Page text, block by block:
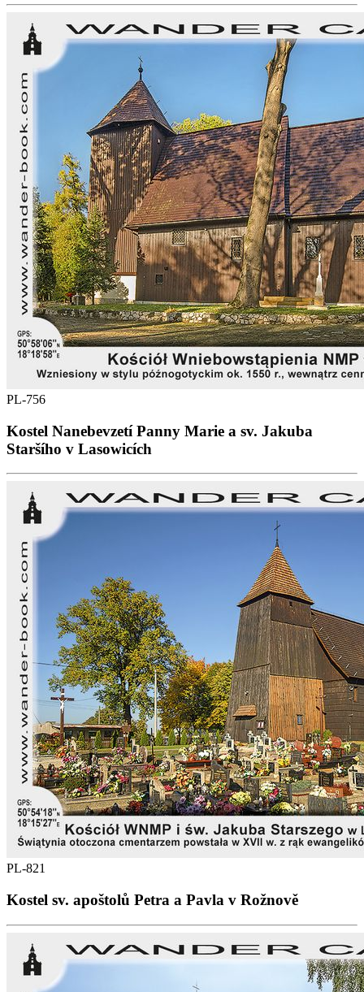
PL-756
Kostel Nanebevzetí Panny Marie a sv. Jakuba
Staršího v Lasowicích
PL-821
Kostel sv. apoštolů Petra a Pavla v Rožnově